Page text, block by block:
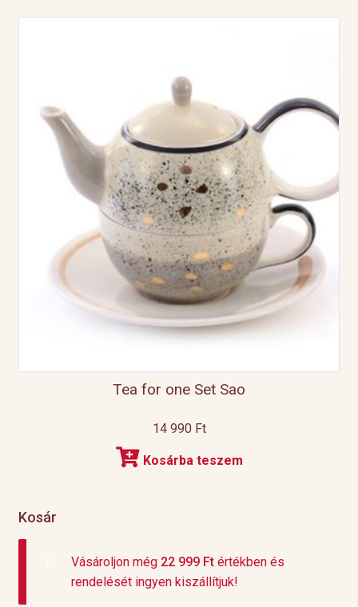
Tea for one Set Sao
14 990 Ft
Kosárba teszem
Kosár
Vásároljon még 22 999 Ftértékben és
rendelését ingyen kiszállítjuk!